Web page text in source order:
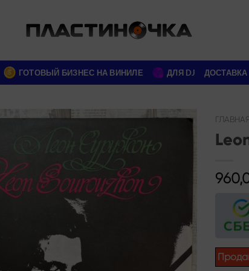
ГОТОВЫЙ БИЗНЕС НА ВИНИЛЕ ДЛЯ DJ
Add to